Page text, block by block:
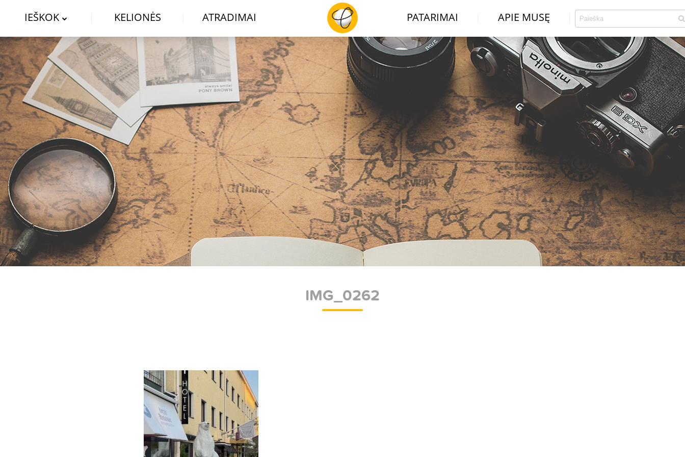
IEŠKOK KELIONĖS ATRADIMAI PATARIMAI APIE MUSĘ
IMG_0262